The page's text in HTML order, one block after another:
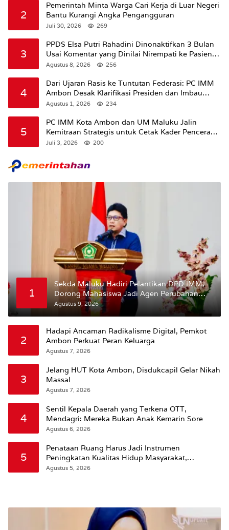
2
Pemerintah Minta Warga Cari Kerja di Luar Negeri
Bantu Kurangi Angka Pengangguran
Juli 30, 2026 269
3
PPDS Elsa Putri Rahadini Dinonaktifkan 3 Bulan
Usai Komentar yang Dinilai Nirempati ke Pasien
BPJS
Agustus 8, 2026 256
4
Dari Ujaran Rasis ke Tuntutan Federasi: PC IMM
Ambon Desak Klarifikasi Presiden dan Imbau
Tunda Pengibaran Bendera Merah Putih Di
Agustus 1, 2026 234
5
PC IMM Kota Ambon dan UM Maluku Jalin
Kemitraan Strategis untuk Cetak Kader Pencerah
Bangsa “Membangun Peradaban dari Kampus”
Juli 3, 2026 200
1
Sekda Maluku Hadiri Pelantikan DPD IMM,
Dorong Mahasiswa Jadi Agen Perubahan
dan Mitra Strategis Pemerintah
Agustus 9, 2026
2
Hadapi Ancaman Radikalisme Digital, Pemkot
Ambon Perkuat Peran Keluarga
Agustus 7, 2026
3
Jelang HUT Kota Ambon, Disdukcapil Gelar Nikah
Massal
Agustus 7, 2026
4
Sentil Kepala Daerah yang Terkena OTT,
Mendagri: Mereka Bukan Anak Kemarin Sore
Agustus 6, 2026
5
Penataan Ruang Harus Jadi Instrumen
Peningkatan Kualitas Hidup Masyarakat,
Wattimena: Revisi RT-RW Ditetapkan Pemkot
Agustus 5, 2026